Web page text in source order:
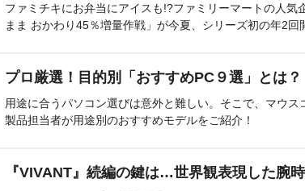
ファミチキにお弁当にアイスも!?ファミリーマートの人気
まま おかわり45％増量作戦」が今夏、シリーズ初の年2回
プロ厳選！目的別「おすすめPC９選」とは？
用途に合うパソコン選びは意外と難しい。そこで、マウス
製品担当者が用途別のおすすめモデルをご紹介！
『VIVANT』続編の鍵は…世界観表現した腕